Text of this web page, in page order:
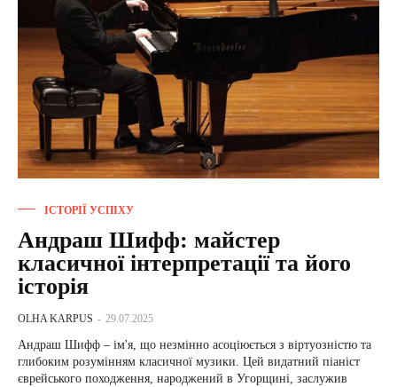
ІСТОРІЇ УСПІХУ
Андраш Шифф: майстер
класичної інтерпретації та його
історія
OLHA KARPUS - 29.07.2025
Андраш Шифф – ім'я, що незмінно асоціюється з віртуозністю та
глибоким розумінням класичної музики. Цей видатний піаніст
єврейського походження, народжений в Угорщині, заслужив